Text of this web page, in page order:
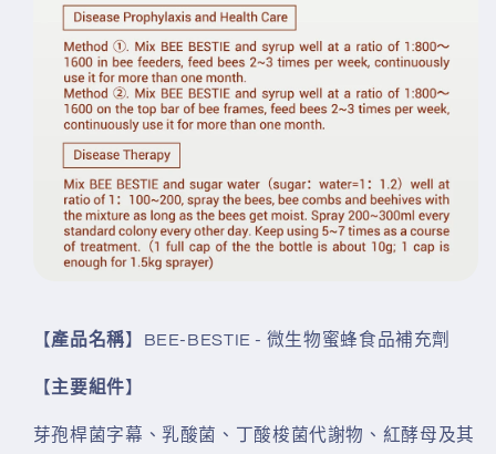
【產品名稱】BEE-BESTIE - 微生物蜜蜂食品補充劑
【主要組件】
芽孢桿菌字幕、乳酸菌、丁酸梭菌代謝物、紅酵母及其